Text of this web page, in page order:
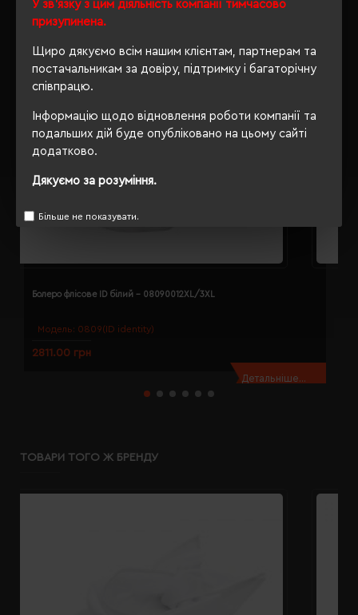
У зв'язку з цим діяльність компанії тимчасово
призупинена.
Щиро дякуємо всім нашим клієнтам, партнерам та
постачальникам за довіру, підтримку і багаторічну
співпрацю.
Інформацію щодо відновлення роботи компанії та
подальших дій буде опубліковано на цьому сайті
додатково.
Дякуємо за розуміння.
Більше не показувати.
Модель: 0809(ID identity)
Болеро флісове ID білий - 08090012XL/3XL
2811.00 грн
Детальніше...
ТОВАРИ ТОГО Ж БРЕНДУ